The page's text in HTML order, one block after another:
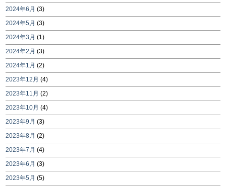
2024年6月 (3)
2024年5月 (3)
2024年3月 (1)
2024年2月 (3)
2024年1月 (2)
2023年12月 (4)
2023年11月 (2)
2023年10月 (4)
2023年9月 (3)
2023年8月 (2)
2023年7月 (4)
2023年6月 (3)
2023年5月 (5)